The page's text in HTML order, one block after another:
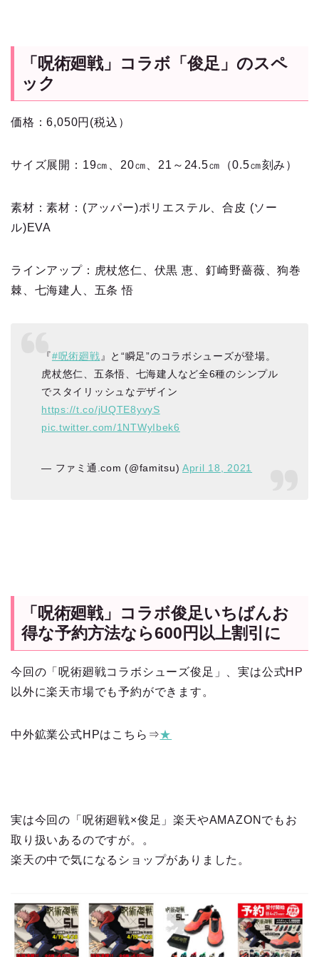
「呪術廻戦」コラボ「俊足」のスペ
ック
価格：6,050円(税込）
サイズ展開：19㎝、20㎝、21～24.5㎝（0.5㎝刻み）
素材：素材：(アッパー)ポリエステル、合皮 (ソー
ル)EVA
ラインアップ：虎杖悠仁、伏黒 恵、釘崎野薔薇、狗巻
棘、七海建人、五条 悟
『#呪術廻戦』と“瞬足”のコラボシューズが登場。
虎杖悠仁、五条悟、七海建人など全6種のシンプル
でスタイリッシュなデザイン
https://t.co/jUQTE8yvyS
pic.twitter.com/1NTWyIbek6
— ファミ通.com (@famitsu)April 18, 2021
「呪術廻戦」コラボ俊足いちばんお
得な予約方法なら600円以上割引に
今回の「呪術廻戦コラボシューズ俊足」、実は公式HP
以外に楽天市場でも予約ができます。
中外鉱業公式HPはこちら⇒★
実は今回の「呪術廻戦×俊足」楽天やAMAZONでもお
取り扱いあるのですが。。
楽天の中で気になるショップがありました。